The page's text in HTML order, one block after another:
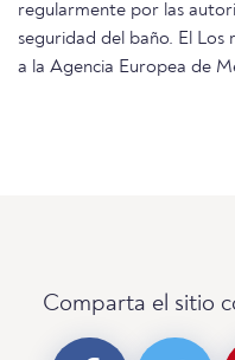
regularmente por las
seguridad del baño. El Los
a la Agencia Europea de
Comparta el sitio